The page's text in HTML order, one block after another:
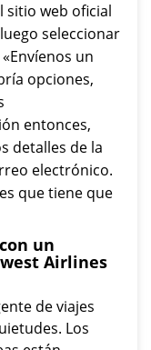
sitio web oficial
seleccionar
un
opciones,
entonces,
detalles de la
electrónico.
que tiene que
un
Airlines
de viajes
Los